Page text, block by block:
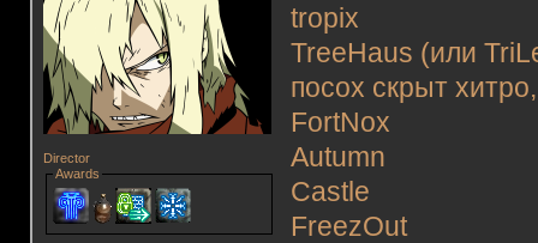
Director
Awards
tropix
TreeHaus (или
посох скрыт
FortNox
Autumn
Castle
FreezOut